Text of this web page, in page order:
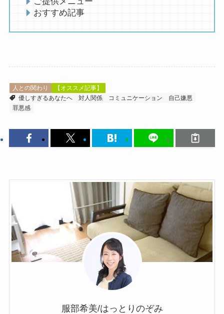
おすすめ記事
人との関わり
【オススメ記事】
優しすぎるあなたへ
対人関係 コミュニケーション
自己嫌悪
罪悪感
服部希美/はっとりのぞみ